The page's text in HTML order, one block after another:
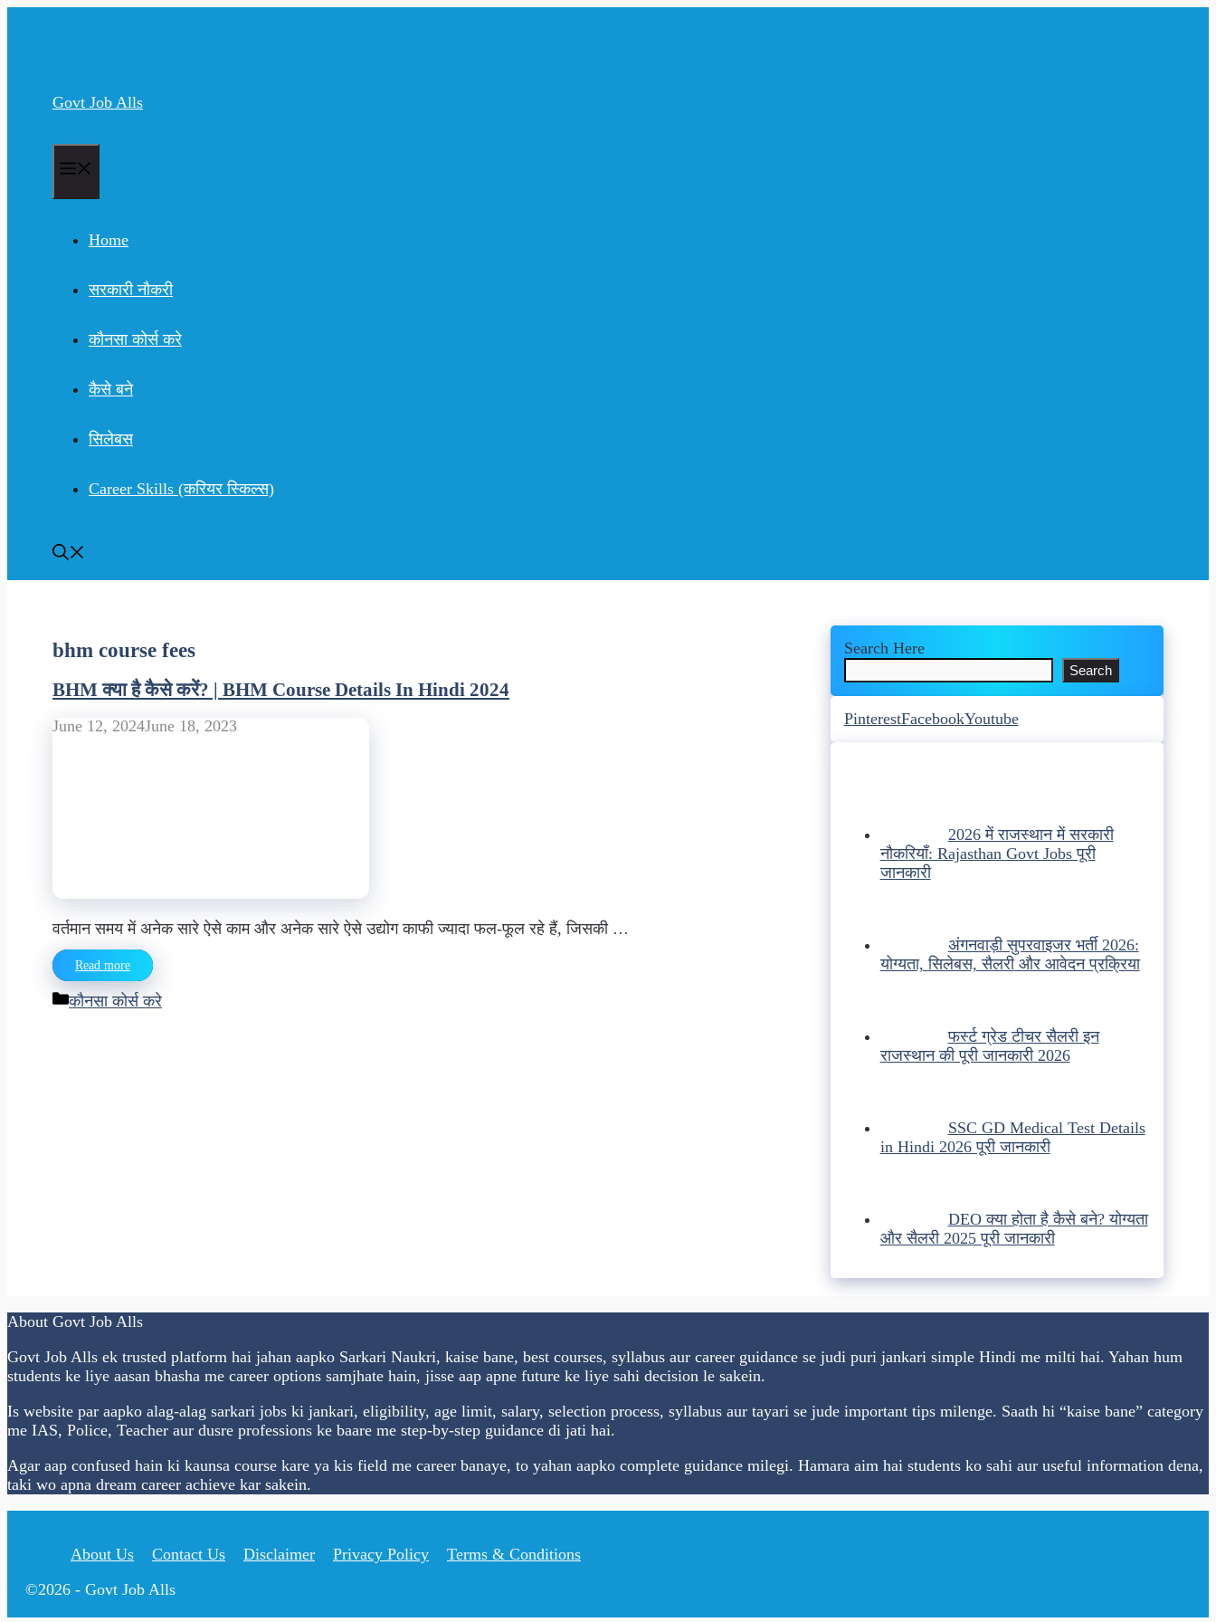
Govt Job Alls
Home
सरकारी नौकरी
कौनसा कोर्स करे
कैसे बने
सिलेबस
Career Skills (करियर स्किल्स)
bhm course fees
BHM क्या है कैसे करें? | BHM Course Details In Hindi 2024
June 12, 2024June 18, 2023
वर्तमान समय में अनेक सारे ऐसे काम और अनेक सारे ऐसे उद्योग काफी ज्यादा फल-फूल रहे हैं, जिसकी …
Read more
Categories
कौनसा कोर्स करे
Search Here
Search
PinterestFacebookYoutube
2026 में राजस्थान में सरकारी
नौकरियाँ: Rajasthan Govt Jobs पूरी
जानकारी
अंगनवाड़ी सुपरवाइजर भर्ती 2026:
योग्यता, सिलेबस, सैलरी और आवेदन प्रक्रिया
फर्स्ट ग्रेड टीचर सैलरी इन
राजस्थान की पूरी जानकारी 2026
SSC GD Medical Test Details
in Hindi 2026 पूरी जानकारी
DEO क्या होता है कैसे बने? योग्यता
और सैलरी 2025 पूरी जानकारी
About Govt Job Alls
Govt Job Alls ek trusted platform hai jahan aapko Sarkari Naukri, kaise bane, best courses, syllabus aur career guidance se judi puri jankari simple Hindi me milti hai. Yahan hum
students ke liye aasan bhasha me career options samjhate hain, jisse aap apne future ke liye sahi decision le sakein.
Is website par aapko alag-alag sarkari jobs ki jankari, eligibility, age limit, salary, selection process, syllabus aur tayari se jude important tips milenge. Saath hi “kaise bane” category
me IAS, Police, Teacher aur dusre professions ke baare me step-by-step guidance di jati hai.
Agar aap confused hain ki kaunsa course kare ya kis field me career banaye, to yahan aapko complete guidance milegi. Hamara aim hai students ko sahi aur useful information dena,
taki wo apna dream career achieve kar sakein.
About Us Contact Us Disclaimer Privacy Policy
Terms & Conditions
©2026 - Govt Job Alls